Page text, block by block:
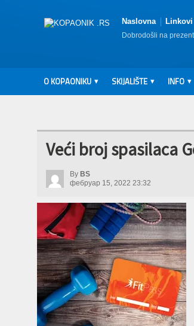
Naslovna Linkovi
Dobrodošli na
O KOPAONIKU SKIJALIŠTE INFO
Veći broj spasilaca
By BS
фебруар 15, 2022 23:32